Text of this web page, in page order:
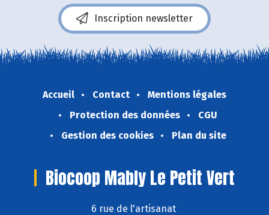
Inscription newsletter
Accueil Contact
Mentions légales
Protection des données
CGU
Gestion des cookies
Plan du site
Biocoop Mably Le Petit Vert
6 rue de l'artisanat